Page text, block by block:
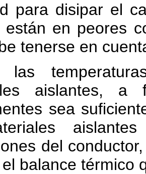
para disipar el
están en peores
tenerse en
las
aislantes,
sea
del
balance térmico